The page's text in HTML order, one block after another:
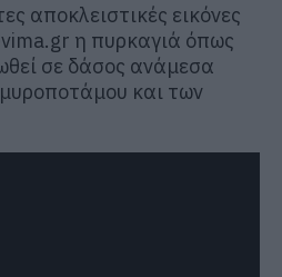
αποκλειστικές εικόνες
η πυρκαγιά όπως
σε δάσος ανάμεσα
και των